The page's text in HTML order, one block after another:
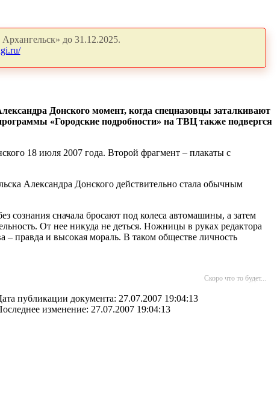
до 31.12.2025.
Донского момент, когда спецназовцы заталкивают
«Городские подробности» на ТВЦ также подвергся
18 июля 2007 года. Второй фрагмент – плакаты с
Александра Донского действительно стала обычным
сознания сначала бросают под колеса автомашины, а затем
От нее никуда не деться. Ножницы в руках редактора
– правда и высокая мораль. В таком обществе личность
Скоро что то будет...
публикации документа: 27.07.2007 19:04:13
изменение: 27.07.2007 19:04:13